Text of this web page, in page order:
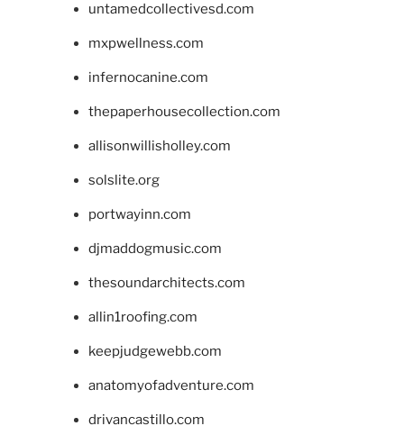
untamedcollectivesd.com
mxpwellness.com
infernocanine.com
thepaperhousecollection.com
allisonwillisholley.com
solslite.org
portwayinn.com
djmaddogmusic.com
thesoundarchitects.com
allin1roofing.com
keepjudgewebb.com
anatomyofadventure.com
drivancastillo.com